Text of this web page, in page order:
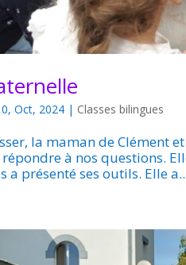
Oct, 2024 | Classes bilingues
la maman de Clément
répondre à nos questions.
a présenté ses outils. Elle